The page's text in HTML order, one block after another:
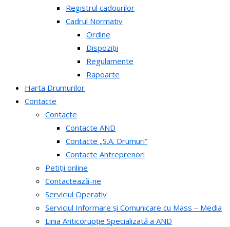
Registrul cadourilor
Cadrul Normativ
Ordine
Dispoziții
Regulamente
Rapoarte
Harta Drumurilor
Contacte
Contacte
Contacte AND
Contacte „S.A. Drumuri”
Contacte Antreprenori
Petiții online
Contactează-ne
Serviciul Operativ
Serviciul Informare și Comunicare cu Mass – Media
Linia Anticorupție Specializată a AND